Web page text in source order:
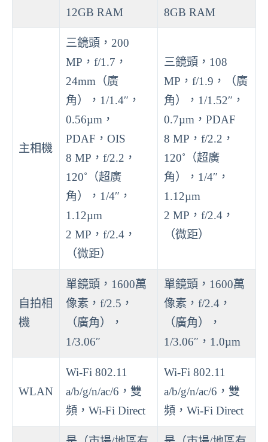
12GB RAM
8GB RAM
主相機
三鏡頭，200
MP，f/1.7，
24mm（廣
角），1/1.4″，
0.56µm，
PDAF，OIS
8 MP，f/2.2，
120˚（超廣
角），1/4″，
1.12µm
2 MP，f/2.4，
（微距）
三鏡頭，108
MP，f/1.9，（廣
角），1/1.52″，
0.7µm，PDAF
8 MP，f/2.2，
120˚（超廣
角），1/4″，
1.12µm
2 MP，f/2.4，
（微距）
自拍相
機
單鏡頭，1600萬
像素，f/2.5，
（廣角），
1/3.06″
單鏡頭，1600萬
像素，f/2.4，
（廣角），
1/3.06″，1.0µm
WLAN
Wi-Fi 802.11
a/b/g/n/ac/6，雙
頻，Wi-Fi Direct
Wi-Fi 802.11
a/b/g/n/ac/6，雙
頻，Wi-Fi Direct